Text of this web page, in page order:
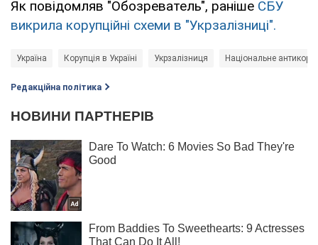
Як повідомляв "Обозреватель", раніше СБУ
викрила корупційні схеми в "Укрзалізниці".
Україна Корупція в Україні Укрзалізниця Національне
Редакційна політика